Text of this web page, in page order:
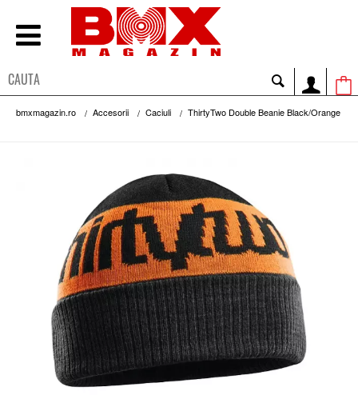
bmxmagazin.ro Accesorii Caciuli ThirtyTwo Double Beanie Black/Orange